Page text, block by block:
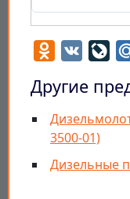
VK
Другие
3500-01)
Дизельные